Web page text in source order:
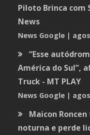
Piloto Brinca com
News
News Google
“Esse
América do Sul”,
Truck - MT PLAY
News Google
Maicon
noturna e perde